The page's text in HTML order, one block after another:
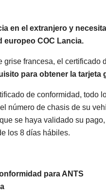
en el extranjero y
europeo COC Lancia.
grise francesa, el certificado
para obtener la tarjeta
de conformidad, todo
número de chasis de su
se haya validado su
los 8 días hábiles.
para ANTS